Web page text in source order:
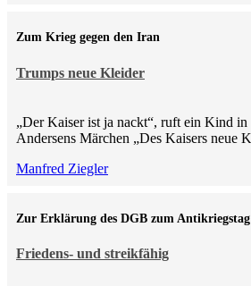
Trumps neue Kleider
Zum Krieg gegen den Iran
„Der Kaiser ist ja nackt“, ruft ein Kind in
Andersens Märchen „Des Kaisers neue
Manfred Ziegler
Friedens- und streikfähig
Zur Erklärung des DGB zum Antikriegstag